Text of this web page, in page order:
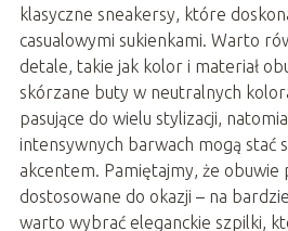
klasyczne sneakersy, które
casualowymi sukienkami. Warto
detale, takie jak kolor i materiał
skórzane buty w neutralnych
pasujące do wielu stylizacji,
intensywnych barwach mogą stać
akcentem. Pamiętajmy, że obuwie
dostosowane do okazji – na
warto wybrać eleganckie szpilki,